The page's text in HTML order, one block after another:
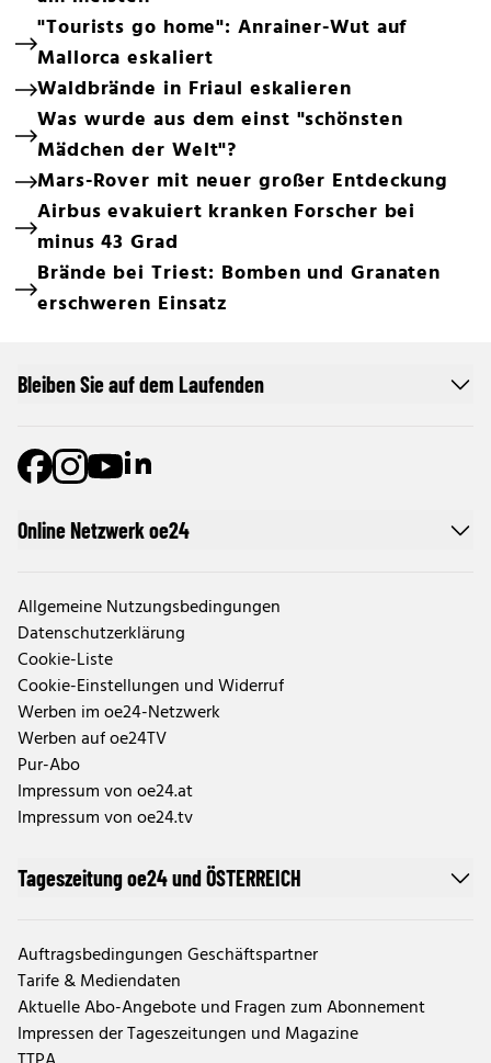
"Tourists go home": Anrainer-Wut auf
Mallorca eskaliert
Waldbrände in Friaul eskalieren
Was wurde aus dem einst "schönsten
Mädchen der Welt"?
Mars-Rover mit neuer großer Entdeckung
Airbus evakuiert kranken Forscher bei
minus 43 Grad
Brände bei Triest: Bomben und Granaten
erschweren Einsatz
Online Netzwerk oe24
Allgemeine Nutzungsbedingungen
Datenschutzerklärung
Cookie-Liste
Cookie-Einstellungen und Widerruf
Werben im oe24-Netzwerk
Werben auf oe24TV
Pur-Abo
Impressum von oe24.at
Impressum von oe24.tv
Tageszeitung oe24 und ÖSTERREICH
Auftragsbedingungen Geschäftspartner
Tarife & Mediendaten
Aktuelle Abo-Angebote und Fragen zum Abonnement
Impressen der Tageszeitungen und Magazine
Bleiben Sie auf dem Laufenden